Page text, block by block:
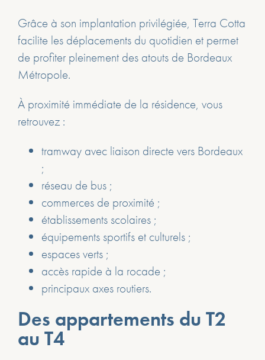
Grâce à son implantation privilégiée, Terra Cotta
facilite les déplacements du quotidien et permet
de profiter pleinement des atouts de Bordeaux
Métropole.
À proximité immédiate de la résidence, vous
retrouvez :
tramway avec liaison directe vers Bordeaux
;
réseau de bus ;
commerces de proximité ;
établissements scolaires ;
équipements sportifs et culturels ;
espaces verts ;
accès rapide à la rocade ;
principaux axes routiers.
Des appartements du T2
au T4